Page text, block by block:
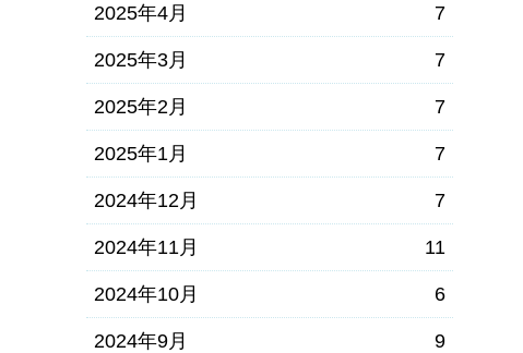
2025年4月 7
2025年3月 7
2025年2月 7
2025年1月 7
2024年12月 7
2024年11月 11
2024年10月 6
2024年9月 9